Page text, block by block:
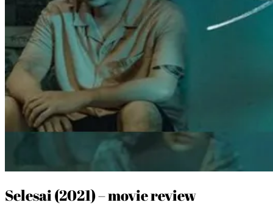
Selesai (2021) – movie review